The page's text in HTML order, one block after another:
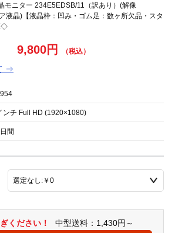
モニター 234E5EDSB/11（訳あり）(解像
液晶)【液晶枠：凹み・ゴム足：数ヶ所欠品・スタ
◇
⇒
9,800円
ンチ Full HD (1920×1080)
間
ください！ 中型送料：1,430円～